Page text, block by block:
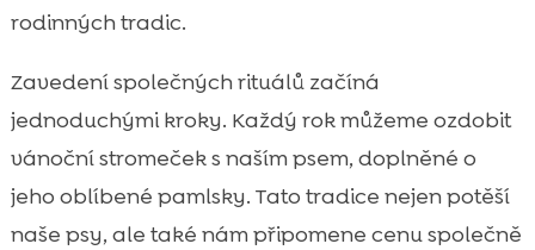
rodinných tradic.
Zavedení společných rituálů začíná
jednoduchými kroky. Každý rok můžeme ozdobit
vánoční stromeček s naším psem, doplněné o
jeho oblíbené pamlsky. Tato tradice nejen potěší
naše psy, ale také nám připomene cenu společně